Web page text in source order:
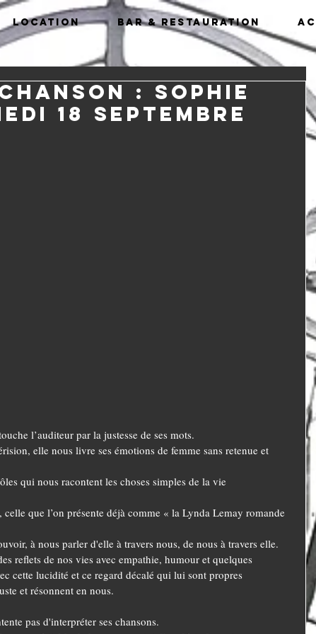
Location Bar & Restauration
: Sophie
18 septembre
l’auditeur par la justesse de ses mots.
elle nous livre ses émotions de femme sans retenue et
qui nous racontent les choses simples de la vie
que l’on présente déjà comme « la Lynda Lemay romande
à nous parler d'elle à travers nous, de nous à travers elle.
cette lucidité et ce regard décalé qui lui sont propres
et résonnent en nous.
pas d'interpréter ses chansons.